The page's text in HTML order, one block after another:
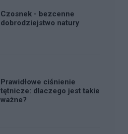
Czosnek - bezcenne
dobrodziejstwo natury
Prawidłowe ciśnienie
tętnicze: dlaczego jest takie
ważne?